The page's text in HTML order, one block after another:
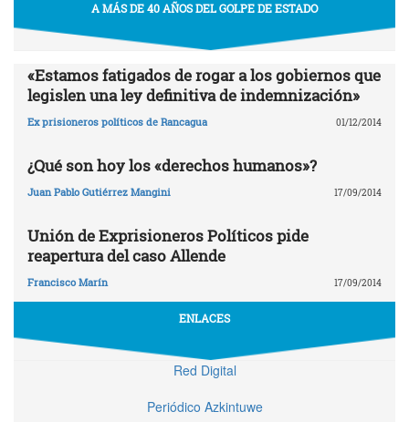
A MÁS DE 40 AÑOS DEL GOLPE DE ESTADO
«Estamos fatigados de rogar a los gobiernos que
legislen una ley definitiva de indemnización»
Ex prisioneros políticos de Rancagua 01/12/2014
¿Qué son hoy los «derechos humanos»?
Juan Pablo Gutiérrez Mangini 17/09/2014
Unión de Exprisioneros Políticos pide
reapertura del caso Allende
Francisco Marín 17/09/2014
ENLACES
Red Digital
Periódico Azkintuwe